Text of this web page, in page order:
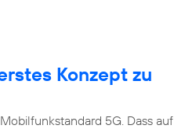
Konzept zu
5G. Dass auf